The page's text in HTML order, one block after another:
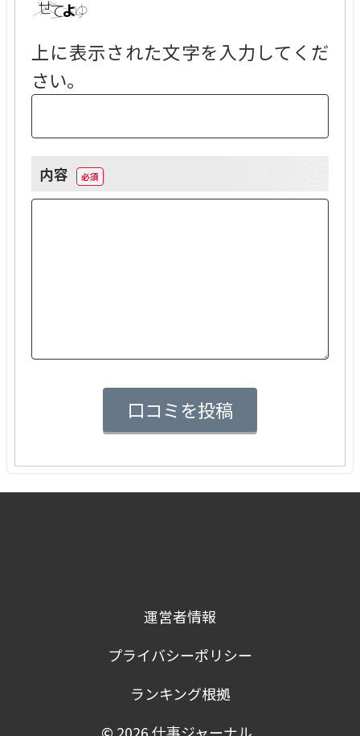
上に表示された文字を入力してくだ
さい。
内容
運営者情報
プライバシーポリシー
ランキング根拠